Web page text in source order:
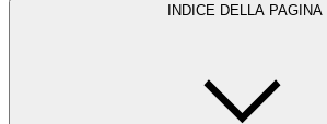
INDICE DELLA PAGINA